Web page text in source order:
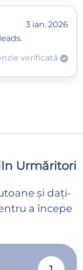
3 ian. 2026
verificată
Urmăritori
și dați-
a începe